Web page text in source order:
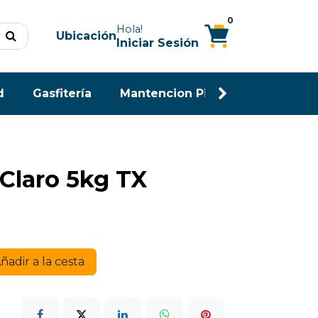
UbicaciónHola!
Iniciar Sesión
0
Gasfitería Mantencion Piscina
5kg TX
a la cesta